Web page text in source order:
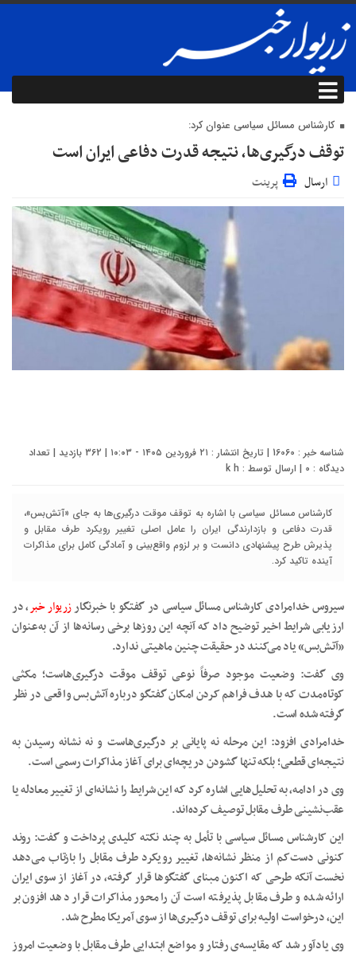
کارشناس مسائل سیاسی عنوان کرد:
توقف درگیری‌ها، نتیجه قدرت دفاعی ایران است
ارسال پرینت
شناسه خبر : 16060 | تاریخ انتشار : ۲۱ فروردین ۱۴۰۵ - ۱۰:۰۳ | 362 بازدید | تعداد
دیدگاه : 0 | ارسال توسط : k h
کارشناس مسائل سیاسی با اشاره به توقف موقت درگیری‌ها به جای «آتش‌بس»،
قدرت دفاعی و بازدارندگی ایران را عامل اصلی تغییر رویکرد طرف مقابل و
پذیرش طرح پیشنهادی دانست و بر لزوم واقع‌بینی و آمادگی کامل برای مذاکرات
آینده تاکید کرد.
سیروس خدامرادی کارشناس مسائل سیاسی در گفتگو با خبرنگارزریوار خبر، در
ارزیابی شرایط اخیر توضیح داد که آنچه این روزها برخی رسانه‌ها از آن به‌عنوان
«آتش‌بس» یاد می‌کنند در حقیقت چنین ماهیتی ندارد.
وی گفت: وضعیت موجود صرفاً نوعی توقف موقت درگیری‌هاست؛ مکثی
کوتاه‌مدت که با هدف فراهم کردن امکان گفتگو درباره آتش‌بس واقعی در نظر
گرفته شده است.
خدامرادی افزود: این مرحله نه پایانی بر درگیری‌هاست و نه نشانه رسیدن به
نتیجه‌ای قطعی؛ بلکه تنها گشودن دریچه‌ای برای آغاز مذاکرات رسمی است.
وی در ادامه، به تحلیل‌هایی اشاره کرد که این شرایط را نشانه‌ای از تغییر معادله یا
عقب‌نشینی طرف مقابل توصیف کرده‌اند.
این کارشناس مسائل سیاسی با تأمل به چند نکته کلیدی پرداخت و گفت: روند
کنونی دست‌کم از منظر نشانه‌ها، تغییر رویکرد طرف مقابل را بازتاب می‌دهد
نخست آنکه طرحی که اکنون مبنای گفتگوها قرار گرفته، در آغاز از سوی ایران
ارائه شده و طرف مقابل پذیرفته است آن را محور مذاکرات قرار دهد افزون بر
این، درخواست اولیه برای توقف درگیری‌ها از سوی آمریکا مطرح شد.
وی یادآور شد که مقایسه‌ی رفتار و مواضع ابتدایی طرف مقابل با وضعیت امروز